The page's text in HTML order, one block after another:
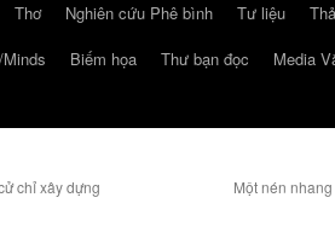
Thơ Nghiên cứu Phê bình Tư liệu
Biếm họa Thư bạn đọc Media
chỉ xây dựng
Một nén